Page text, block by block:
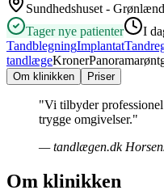
Sundhedshuset -
Tager nye patienter
I
TandblegningImplantat
tandlægeKroner
Om klinikken Priser
"Vi tilbyder
trygge omgivelser."
—tandlægen.dk
Om klinikken